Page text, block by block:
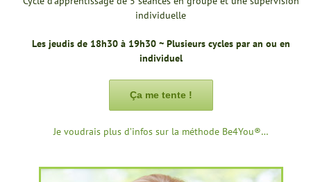
individuelle
Les jeudis de 18h30 à 19h30 ~ Plusieurs cycles par an ou en
individuel
Ça me tente !
Je voudrais plus d’infos sur la méthode Be4You®…